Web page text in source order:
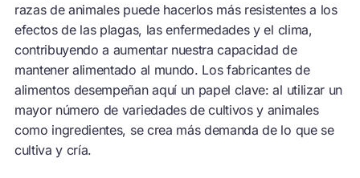
razas de animales puede hacerlos más resistentes a los
efectos de las plagas, las enfermedades y el clima,
contribuyendo a aumentar nuestra capacidad de
mantener alimentado al mundo. Los fabricantes de
alimentos desempeñan aquí un papel clave: al utilizar un
mayor número de variedades de cultivos y animales
como ingredientes, se crea más demanda de lo que se
cultiva y cría.